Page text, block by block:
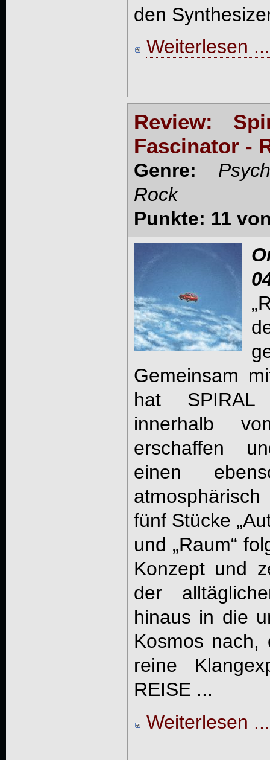
den
Weiterlesen ...
Review:
Fascinator -
Genre:
Rock
Punkte: 11
Gemeinsam
hat
innerhalb
erschaffen
einen
fünf Stücke
und „Raum“
Konzept und
der
hinaus in die
Kosmos nach,
reine
REISE ...
Weiterlesen ...